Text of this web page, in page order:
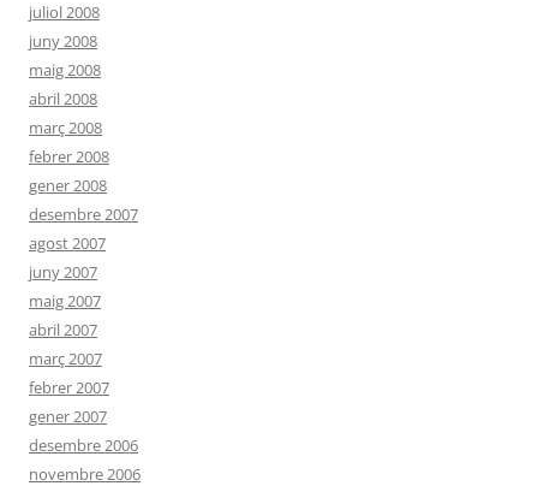
juliol 2008
juny 2008
maig 2008
abril 2008
març 2008
febrer 2008
gener 2008
desembre 2007
agost 2007
juny 2007
maig 2007
abril 2007
març 2007
febrer 2007
gener 2007
desembre 2006
novembre 2006